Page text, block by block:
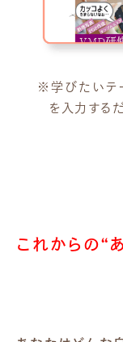
※学びたいテ
を入力する
これからの“